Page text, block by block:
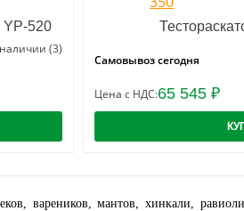
YP-520
(3)
Самовывоз сегодня
Цена с НДС:65 545 ₽
вареников, мантов, хинкали,